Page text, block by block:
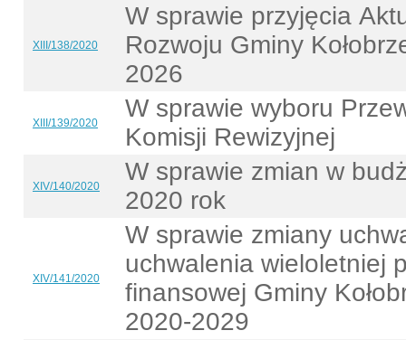
XIII/138/2020
W sprawie przyjęcia
Rozwoju Gminy
2026
XIII/139/2020
W sprawie wyboru
Komisji Rewizyjnej
XIV/140/2020
W sprawie zmian w
2020 rok
XIV/141/2020
W sprawie zmiany
uchwalenia wieloletniej
finansowej Gminy
2020-2029